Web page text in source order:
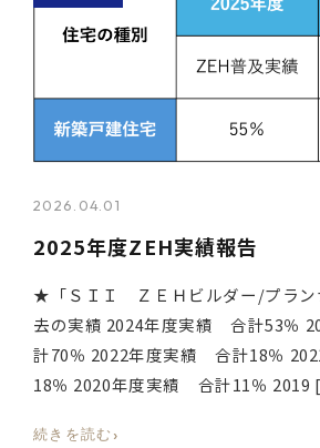
2026.04.01
2025年度ZEH実績報告
★「ＳＩＩ ＺＥＨビルダー/プラン
去の実績 2024年度実績 合計53％
計70％ 2022年度実績 合計18％
18％ 2020年度実績 合計11％
続きを読む ›